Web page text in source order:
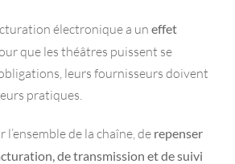
électronique a un effet
que les théâtres puissent se
leurs fournisseurs doivent
pratiques.
de la chaîne, de repenser
de transmission et de suivi